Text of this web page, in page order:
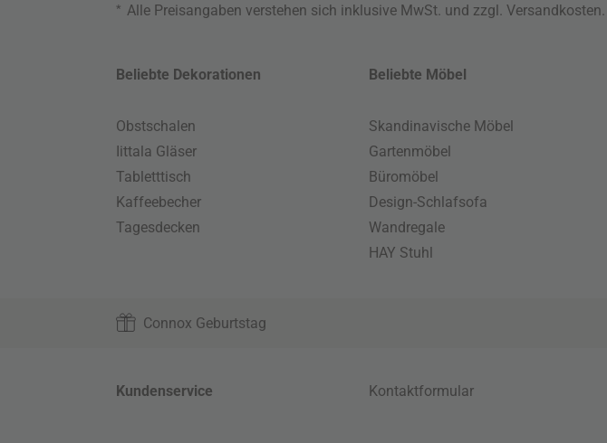
* Alle Preisangaben verstehen sich inklusive MwSt. und zzgl.Versandkosten.
Beliebte Dekorationen
Obstschalen
Iittala Gläser
Tabletttisch
Kaffeebecher
Tagesdecken
Beliebte Möbel
Skandinavische Möbel
Gartenmöbel
Büromöbel
Design-Schlafsofa
Wandregale
HAY Stuhl
Connox Geburtstag
Kundenservice Kontaktformular